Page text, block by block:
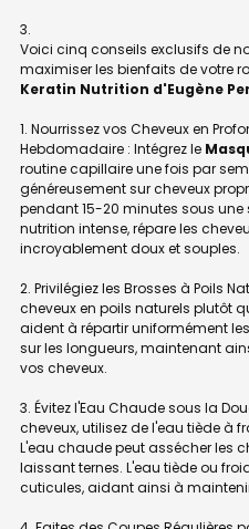
Voici cinq conseils exclusifs de
maximiser les bienfaits de votre
Keratin Nutrition d'Eugène
1. Nourrissez vos Cheveux en
Hebdomadaire : Intégrez le
routine capillaire une fois par
généreusement sur cheveux
pendant 15-20 minutes sous
nutrition intense, répare les
incroyablement doux et souples.
2. Privilégiez les Brosses à Poils
cheveux en poils naturels plutôt
aident à répartir uniformément
sur les longueurs, maintenant
vos cheveux.
3. Évitez l'Eau Chaude sous la
cheveux, utilisez de l'eau tiède à
L'eau chaude peut assécher les
laissant ternes. L'eau tiède ou
cuticules, aidant ainsi à